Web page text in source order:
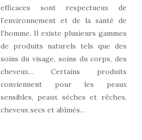
efficaces sont respectueux de
l’environnement et de la santé de
l’homme. Il existe plusieurs gammes
de produits naturels tels que des
soins du visage, soins du corps, des
cheveux… Certains produits
conviennent pour les peaux
sensibles, peaux sèches et rêches,
cheveux secs et abîmés…